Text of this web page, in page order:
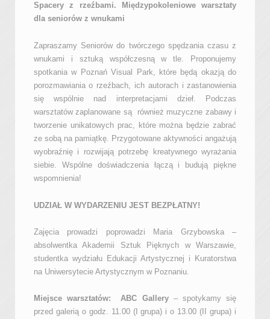
Spacery z rzeźbami. Międzypokoleniowe warsztaty
dla seniorów z wnukami
Zapraszamy Seniorów do twórczego spędzania czasu z
wnukami i sztuką współczesną w tle. Proponujemy
spotkania w Poznań Visual Park, które będą okazją do
porozmawiania o rzeźbach, ich autorach i zastanowienia
się wspólnie nad interpretacjami dzieł. Podczas
warsztatów zaplanowane są również muzyczne zabawy i
tworzenie unikatowych prac, które można będzie zabrać
ze sobą na pamiątkę. Przygotowane aktywności angażują
wyobraźnię i rozwijają potrzebę kreatywnego wyrażania
siebie. Wspólne doświadczenia łączą i budują piękne
wspomnienia!
UDZIAŁ W WYDARZENIU JEST BEZPŁATNY!
Zajęcia prowadzi poprowadzi Maria Grzybowska –
absolwentka Akademii Sztuk Pięknych w Warszawie,
studentka wydziału Edukacji Artystycznej i Kuratorstwa
na Uniwersytecie Artystycznym w Poznaniu.
Miejsce warsztatów: ABC Gallery– spotykamy się
przed galerią o godz. 11.00 (I grupa) i o 13.00 (II grupa) i